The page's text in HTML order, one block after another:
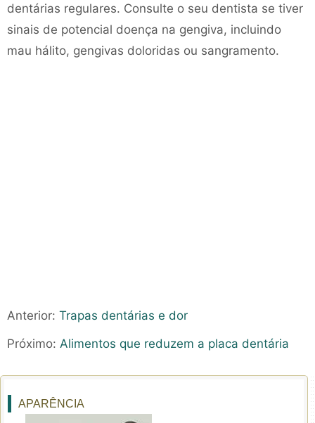
dentárias regulares. Consulte o seu dentista se tiver
sinais de potencial doença na gengiva, incluindo
mau hálito, gengivas doloridas ou sangramento.
Anterior: Trapas dentárias e dor
Próximo: Alimentos que reduzem a placa dentária
APARÊNCIA